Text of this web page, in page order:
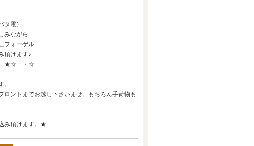
電）
みながら
フォーゲル
頂けます♪
・☆
。
ントまでお越し下さいませ。もちろん手荷物も
み頂けます。★